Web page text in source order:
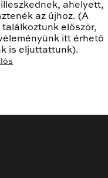
ahelyett,
az újhoz. (A
először,
itt érhető
is eljuttattunk).